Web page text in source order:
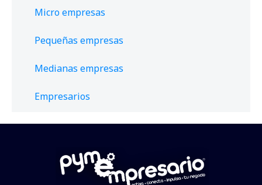
Micro empresas
Pequeñas empresas
Medianas empresas
Empresarios